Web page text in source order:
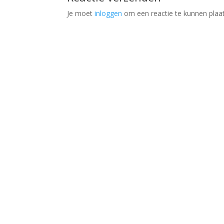
Je moetinloggen om een reactie te kunnen